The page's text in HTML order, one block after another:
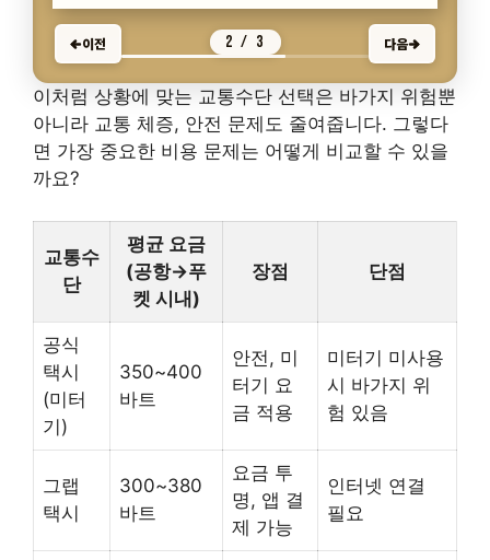
이전 2 / 3 다음
이처럼 상황에 맞는 교통수단 선택은 바가지 위험뿐
아니라 교통 체증, 안전 문제도 줄여줍니다. 그렇다
면 가장 중요한 비용 문제는 어떻게 비교할 수 있을
까요?
교통수
단
평균 요금
(공항→푸
켓 시내)
장점 단점
공식
택시
(미터
기)
350~400
바트
안전, 미
터기 요
금 적용
미터기 미사용
시 바가지 위
험 있음
그랩
택시
300~380
바트
요금 투
명, 앱 결
제 가능
인터넷 연결
필요